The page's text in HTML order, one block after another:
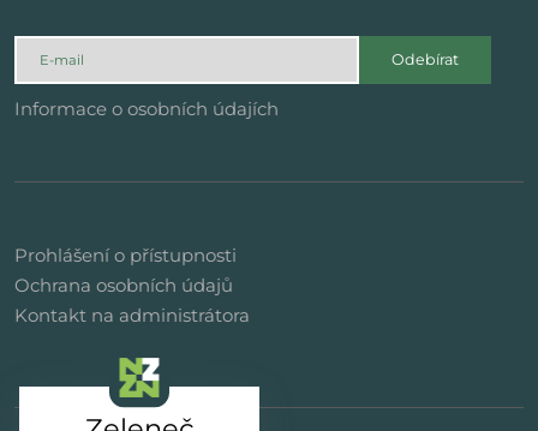
Odebírat
Informace o osobních údajích
Prohlášení o přístupnosti
Ochrana osobních údajů
Kontakt na administrátora